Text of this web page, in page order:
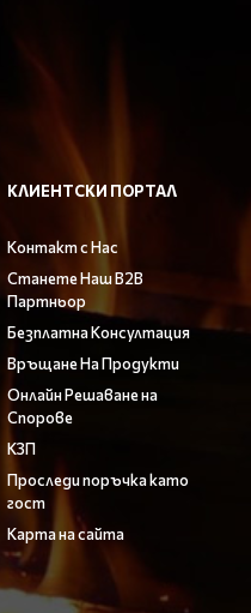
КЛИЕНТСКИ ПОРТАЛ
Контакт с Нас
Станете Наш B2B
Партньор
Безплатна Консултация
Връщане На Продукти
Онлайн Решаване на
Спорове
КЗП
Проследи поръчка като
гост
Карта на сайта